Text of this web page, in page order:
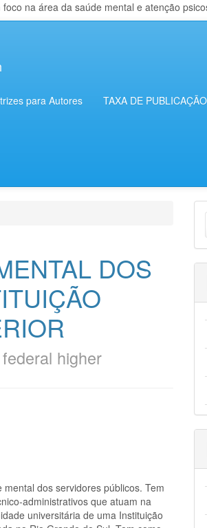
na área da saúde mental e atenção
para Autores TAXA DE PUBLICAÇÃO
DOS
higher
dos servidores públicos. Tem
administrativos que atuam na
universitária de uma Instituição